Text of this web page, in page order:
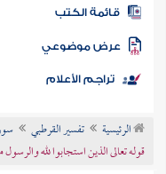
المكتبة
الكتب
موضوعي
تراجم الأعلام
الرئيسية تفسير القرطبي
قوله تعالى الذين استجابوا لله